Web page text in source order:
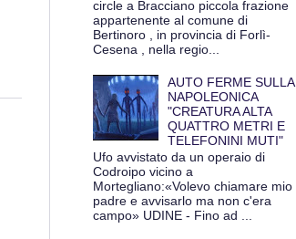
circle a Bracciano piccola frazione
appartenente al comune di
Bertinoro , in provincia di Forlì-
Cesena , nella regio...
AUTO FERME SULLA
NAPOLEONICA
"CREATURA ALTA
QUATTRO METRI E
TELEFONINI MUTI"
Ufo avvistato da un operaio di
Codroipo vicino a
Mortegliano:«Volevo chiamare mio
padre e avvisarlo ma non c'era
campo» UDINE - Fino ad ...